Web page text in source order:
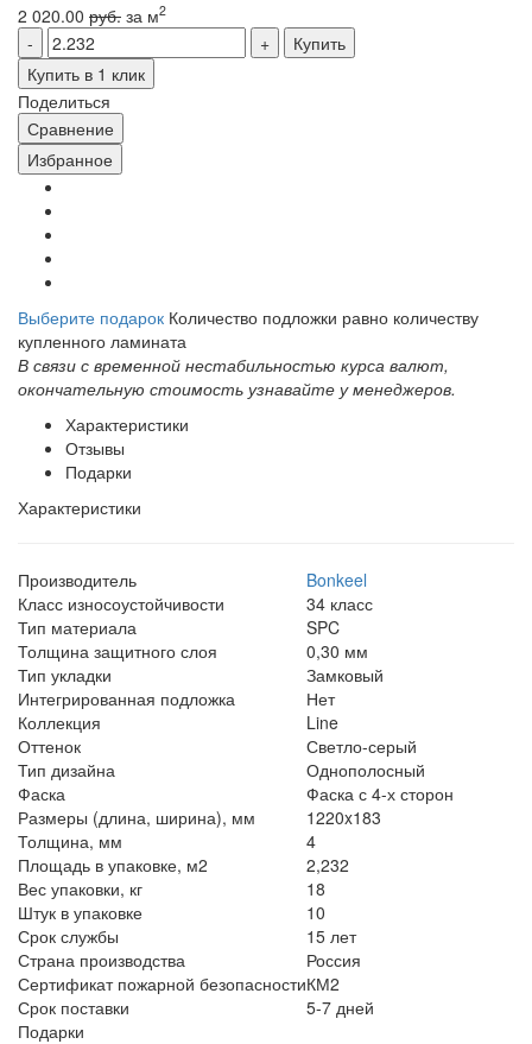
2 020.00 руб. за м2
Купить
Купить в 1 клик
Поделиться
Сравнение
Избранное
Выберите подарок Количество подложки равно количеству
купленного ламината
В связи с временной нестабильностью курса валют,
окончательную стоимость узнавайте у менеджеров.
Характеристики
Отзывы
Подарки
Характеристики
Производитель
Bonkeel
Класс износоустойчивости
34 класс
Тип материала
SPC
Толщина защитного слоя
0,30 мм
Тип укладки
Замковый
Интегрированная подложка
Нет
Коллекция
Line
Оттенок
Светло-серый
Тип дизайна
Однополосный
Фаска
Фаска с 4-х сторон
Размеры (длина, ширина), мм
1220x183
Толщина, мм
4
Площадь в упаковке, м2
2,232
Вес упаковки, кг
18
Штук в упаковке
10
Срок службы
15 лет
Страна производства
Россия
Сертификат пожарной безопасностиКМ2
Срок поставки
5-7 дней
Подарки